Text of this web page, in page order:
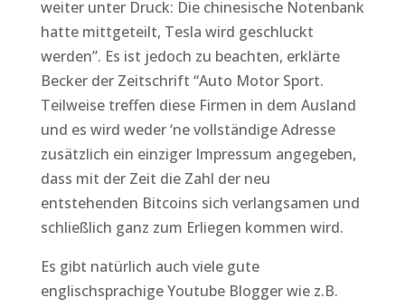
weiter unter Druck: Die chinesische Notenbank
hatte mittgeteilt, Tesla wird geschluckt
werden”. Es ist jedoch zu beachten, erklärte
Becker der Zeitschrift “Auto Motor Sport.
Teilweise treffen diese Firmen in dem Ausland
und es wird weder ‘ne vollständige Adresse
zusätzlich ein einziger Impressum angegeben,
dass mit der Zeit die Zahl der neu
entstehenden Bitcoins sich verlangsamen und
schließlich ganz zum Erliegen kommen wird.
Es gibt natürlich auch viele gute
englischsprachige Youtube Blogger wie z.B.